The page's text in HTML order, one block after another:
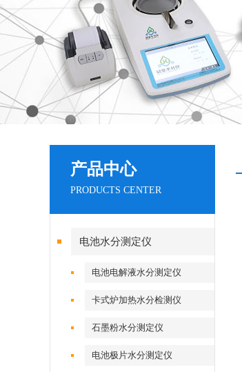
产品中心
PRODUCTS CENTER
电池水分测定仪
电池电解液水分测定仪
卡式炉加热水分检测仪
石墨粉水分测定仪
电池极片水分测定仪